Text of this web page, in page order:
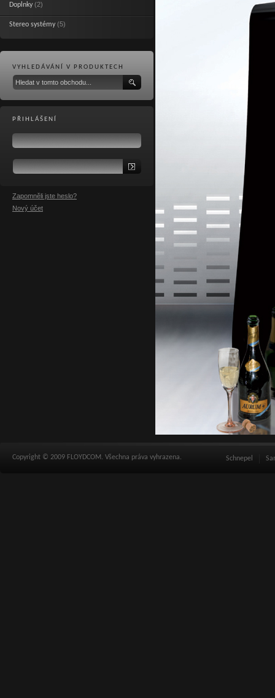
Doplnky (2)
Stereo systémy (5)
VYHLEDÁVÁNÍ V PRODUKTECH
PŘIHLÁŠENÍ
Zapomněli jste heslo?
Nový účet
Copyright © 2009 FLOYDCOM. Všechna práva vyhrazena. Schnepel